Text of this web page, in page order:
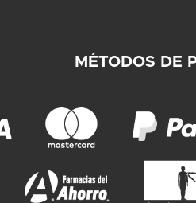
MÉTODOS DE